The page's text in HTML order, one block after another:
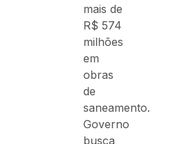
mais de
R$ 574
milhões
em
obras
de
saneamento.
Governo
busca